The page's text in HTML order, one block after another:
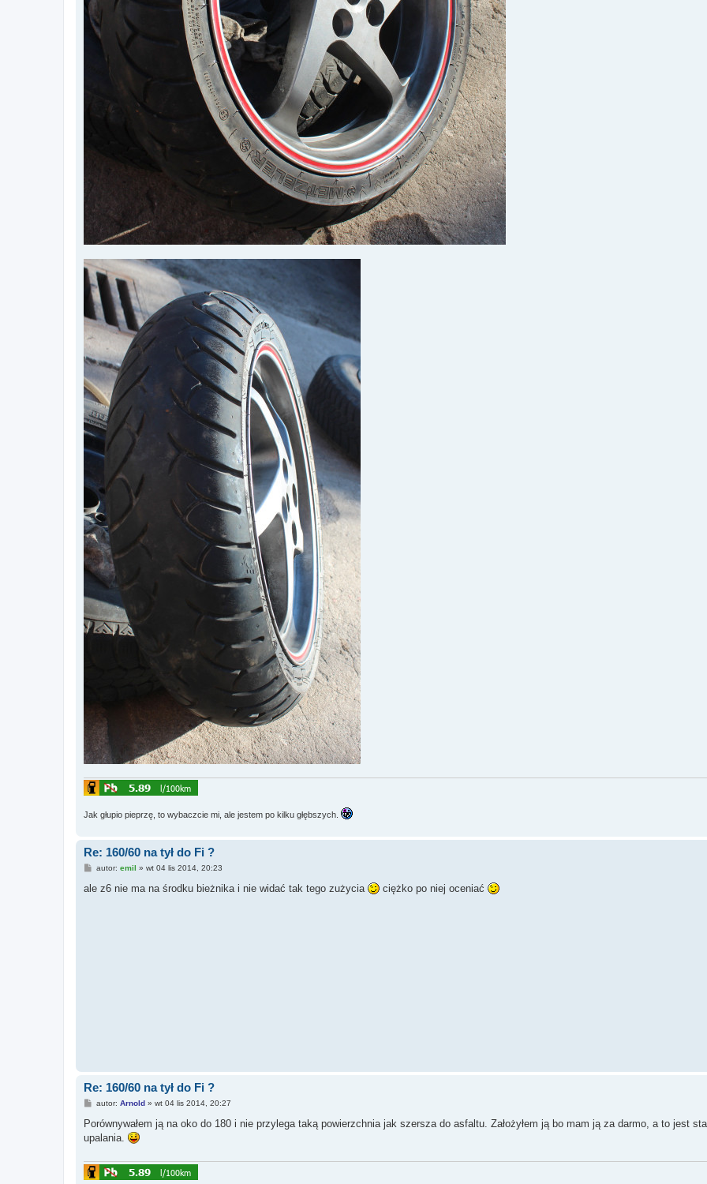
Jak głupio pieprzę, to wybaczcie mi, ale jestem po kilku głębszych.
Re: 160/60 na tył do Fi ?
P
s
autor: emil » wt 04 lis 2014, 20:23
ale z6 nie ma na środku bieżnika i nie widać tak tego zużycia ciężko po niej oceniać
Re: 160/60 na tył do Fi ?
P
s
autor: Arnold» wt 04 lis 2014, 20:27
Porównywałem ją na oko do 180 i nie przylega taką powierzchnia jak szersza do asfaltu. Założyłem ją bo mam ją za darmo, a to jest
upalania.